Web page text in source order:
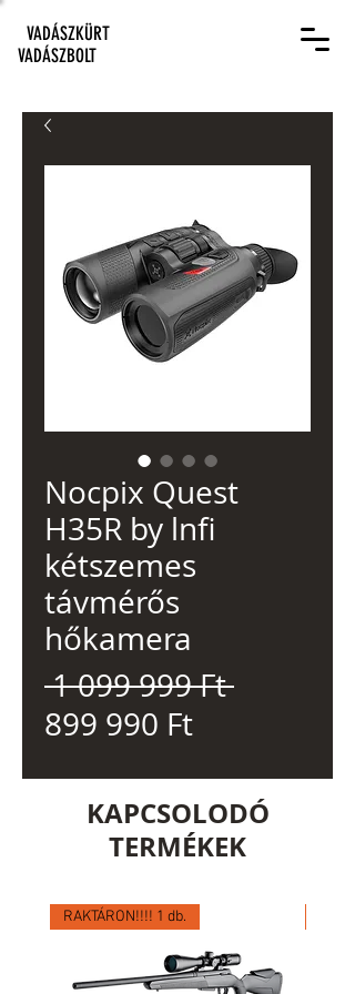
VADÁSZKÜRT
VADÁSZBOLT
Nocpix Quest
H35R by lnfi
kétszemes
távmérős
hőkamera
1 099 999 Ft Szokásos
899 990 FtAkciós
KAPCSOLODÓ
TERMÉKEK
RAKTÁRON!!!! 1 db.